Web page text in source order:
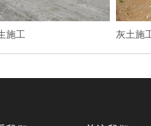
施工 灰土施